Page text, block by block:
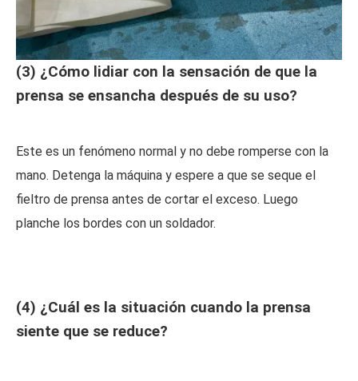
(3) ¿Cómo lidiar con la sensación de que la
prensa se ensancha después de su uso?
Este es un fenómeno normal y no debe romperse con la
mano. Detenga la máquina y espere a que se seque el
fieltro de prensa antes de cortar el exceso. Luego
planche los bordes con un soldador.
(4) ¿Cuál es la situación cuando la prensa
siente que se reduce?